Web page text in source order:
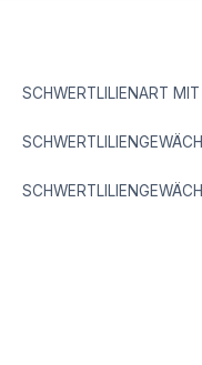
SCHWERTLILIENART